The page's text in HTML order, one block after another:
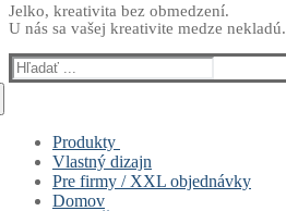
Jelko, kreativita bez obmedzení.
U nás sa vašej kreativite medze nekladú.
Hľadať:
Produkty
Muži
Ženy
Deti
Vlastný dizajn
Pre firmy / XXL objednávky
Domov